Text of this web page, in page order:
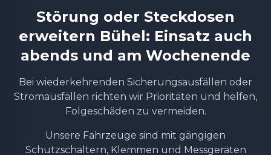
Störung oder Steckdosen
erweitern Bühel: Einsatz auch
abends und am Wochenende
Bei wiederkehrenden Sicherungsausfällen oder
Stromausfällen richten wir Prioritäten und helfen,
Folgeschäden zu vermeiden.
Unsere Fahrzeuge sind mit gängigen
Schutzschaltern, Klemmen und Messgeräten